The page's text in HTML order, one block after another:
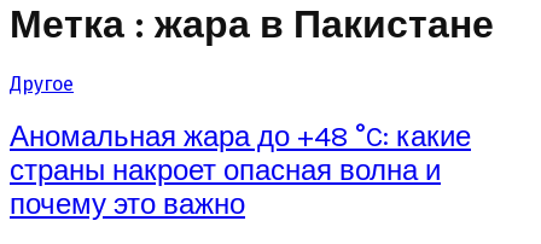
Метка : жара в Пакистане
Другое
Аномальная жара до +48 °C: какие
страны накроет опасная волна и
почему это важно